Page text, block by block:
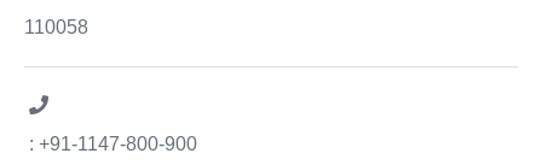
110058
: +91-1147-800-900